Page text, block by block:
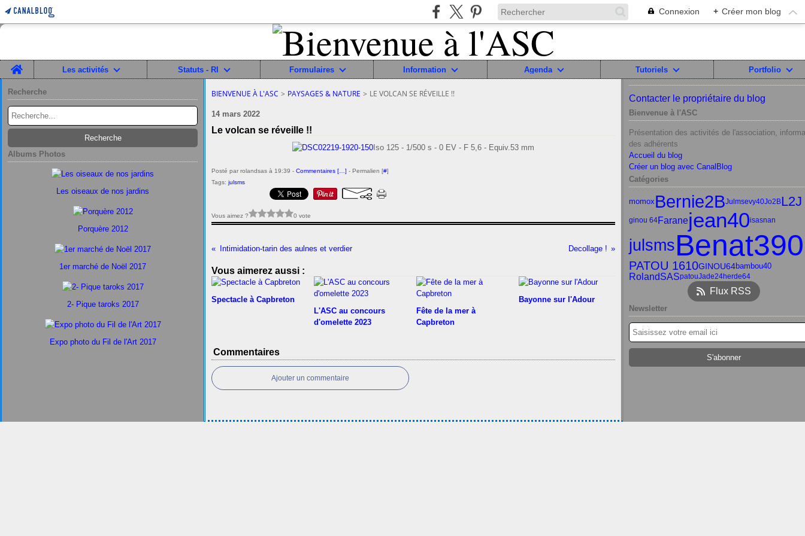
Connexion + Créer mon blog
Home
Les activités Statuts - RI Formulaires Information Agenda Tutoriels Portfolio
Recherche
Albums Photos
Les oiseaux de nos jardins
Porquère 2012
1er marché de Noël 2017
2- Pique taroks 2017
Expo photo du Fil de l'Art 2017
BIENVENUE À L'ASC > PAYSAGES & NATURE > LE VOLCAN SE RÉVEILLE !!
14 mars 2022
Le volcan se réveille !!
Iso 125 - 1/500 s - 0 EV - F 5,6 - Equiv.53 mm
Posté par rolandsas à 19:39 - Commentaires [ ] - Permalien [#]
Tags: julsms
Vous aimez ? 0 vote
Intimidation-tarin des aulnes et verdier Decollage !
Vous aimerez aussi :
Spectacle à Capbreton
L'ASC au concours
d'omelette 2023
Fête de la mer à
Capbreton
Bayonne sur l'Adour
Commentaires
Ajouter un commentaire
Contacter le propriétaire du blog
Bienvenue à l'ASC
Présentation des activités de l'association,
des adhérents
Accueil du blog
Créer un blog avec CanalBlog
Catégories
momox Bernie2BJulmsevy40Jo2BL2J
ginou 64Faranejean40isasnan
julsmsBenat390
PATOU 1610GINOU64bambou40
RolandSASpatouJade24herde64
Flux RSS
Newsletter